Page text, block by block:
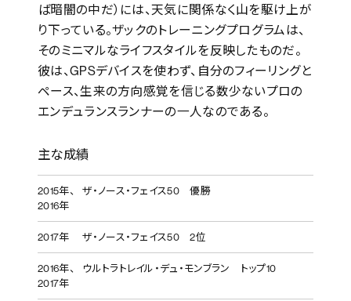
ば暗闇の中だ）には、天気に関係なく山を駆け上が
り下っている。ザックのトレーニングプログラムは、
そのミニマルなライフスタイルを反映したものだ。
彼は、GPSデバイスを使わず、自分のフィーリングと
ペース、生来の方向感覚を信じる数少ないプロの
エンデュランスランナーの一人なのである。
主な成績
2015年、
2016年
ザ・ノース・フェイス50 優勝
2017年 ザ・ノース・フェイス50 2位
2016年、
2017年
ウルトラトレイル・デュ・モンブラン トップ10